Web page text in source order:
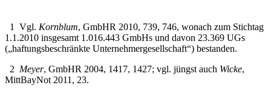
1 Vgl. Kornblum, GmbHR 2010, 739, 746, wonach zum Stichtag
1.1.2010 insgesamt 1.016.443 GmbHs und davon 23.369 UGs
(„haftungsbeschränkte Unternehmergesellschaft“) bestanden.
2 Meyer, GmbHR 2004, 1417, 1427; vgl. jüngst auch Wicke,
MittBayNot 2011, 23.